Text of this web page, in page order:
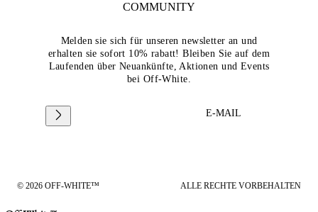
COMMUNITY
Melden sie sich für unseren newsletter an und
erhalten sie sofort 10% rabatt! Bleiben Sie auf dem
Laufenden über Neuankünfte, Aktionen und Events
bei Off-White.
E-MAIL
© 2026 OFF-WHITE™ ALLE RECHTE VORBEHALTEN